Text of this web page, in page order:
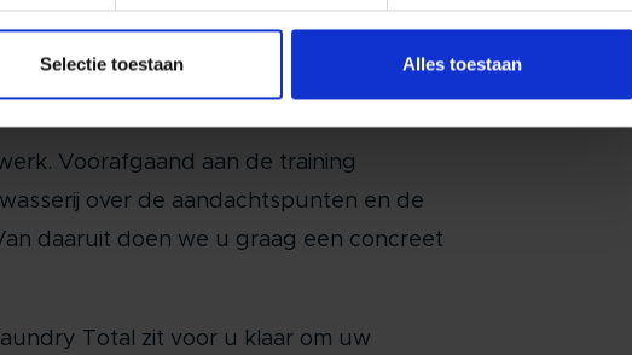
Selectie toestaan Alles toestaan
(n). Hierdoor staat de training
is die verbonden aan andere lagen
Voorafgaand aan de training
over de aandachtspunten en de
daaruit doen we u graag een concreet
Total zit voor u klaar om uw